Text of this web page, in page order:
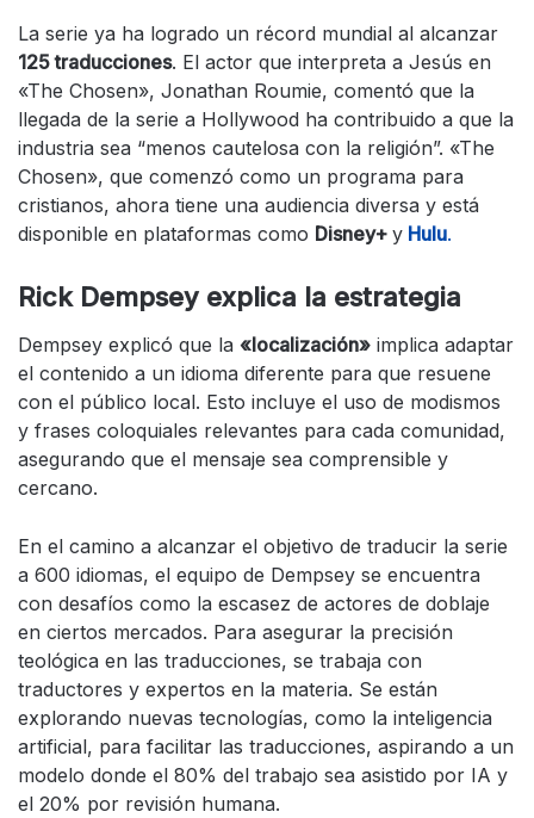
La serie ya ha logrado un récord mundial al alcanzar
125 traducciones. El actor que interpreta a Jesús en
«The Chosen», Jonathan Roumie, comentó que la
llegada de la serie a Hollywood ha contribuido a que la
industria sea “menos cautelosa con la religión”. «The
Chosen», que comenzó como un programa para
cristianos, ahora tiene una audiencia diversa y está
disponible en plataformas como Disney+ y Hulu.
Rick Dempsey explica la estrategia
Dempsey explicó que la «localización» implica adaptar
el contenido a un idioma diferente para que resuene
con el público local. Esto incluye el uso de modismos
y frases coloquiales relevantes para cada comunidad,
asegurando que el mensaje sea comprensible y
cercano.
En el camino a alcanzar el objetivo de traducir la serie
a 600 idiomas, el equipo de Dempsey se encuentra
con desafíos como la escasez de actores de doblaje
en ciertos mercados. Para asegurar la precisión
teológica en las traducciones, se trabaja con
traductores y expertos en la materia. Se están
explorando nuevas tecnologías, como la inteligencia
artificial, para facilitar las traducciones, aspirando a un
modelo donde el 80% del trabajo sea asistido por IA y
el 20% por revisión humana.